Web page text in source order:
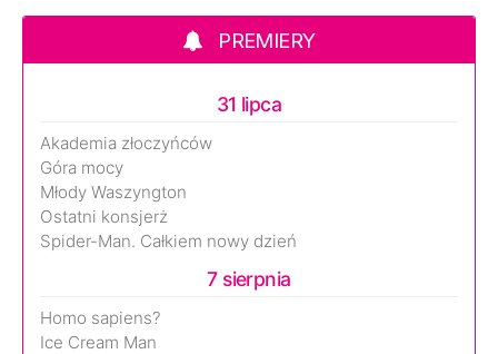
PREMIERY
31 lipca
Akademia złoczyńców
Góra mocy
Młody Waszyngton
Ostatni konsjerż
Spider-Man. Całkiem nowy dzień
7 sierpnia
Homo sapiens?
Ice Cream Man